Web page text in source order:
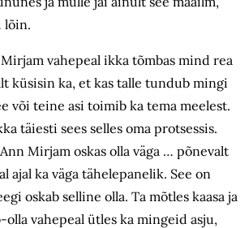
lõin.
vahepeal ikka tõmbas mind rea
küsisin ka, et kas talle tundub mingi
või teine asi toimib ka tema meelest.
täiesti sees selles oma protsessis.
Mirjam oskas olla väga … põnevalt
ajal ka väga tähelepanelik. See on
oskab selline olla. Ta mõtles kaasa ja
olla vahepeal ütles ka mingeid asju,